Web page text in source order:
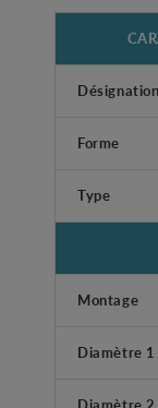
Désignation
Forme
Type
Montage
Diamètre 1